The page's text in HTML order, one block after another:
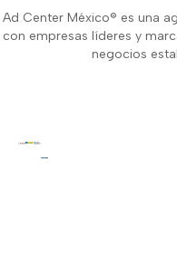
Ad Center México® es una
con empresas líderes y
negocios